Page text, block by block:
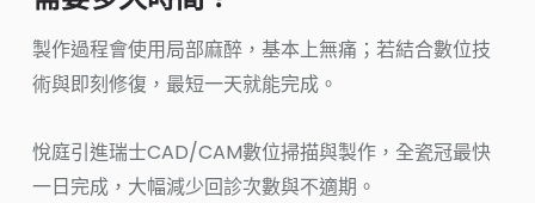
製作過程會使用局部麻醉，基本上無痛；若結合數位技
術與即刻修復，最短一天就能完成。
悅庭引進瑞士CAD/CAM數位掃描與製作，全瓷冠最快
一日完成，大幅減少回診次數與不適期。